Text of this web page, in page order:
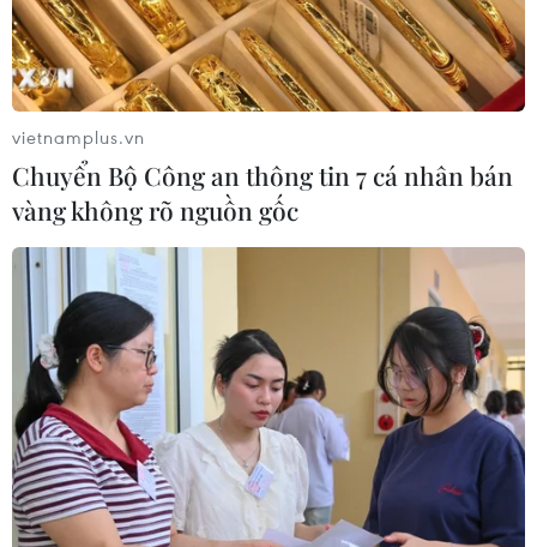
vietnamplus.vn
Chuyển Bộ Công an thông tin 7 cá nhân bán
vàng không rõ nguồn gốc